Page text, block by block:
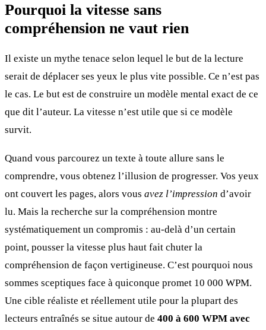
Pourquoi la vitesse sans
compréhension ne vaut rien
Il existe un mythe tenace selon lequel le but de la lecture
serait de déplacer ses yeux le plus vite possible. Ce n’est pas
le cas. Le but est de construire un modèle mental exact de ce
que dit l’auteur. La vitesse n’est utile que si ce modèle
survit.
Quand vous parcourez un texte à toute allure sans le
comprendre, vous obtenez l’illusion de progresser. Vos yeux
ont couvert les pages, alors vous avez l’impression d’avoir
lu. Mais la recherche sur la compréhension montre
systématiquement un compromis : au-delà d’un certain
point, pousser la vitesse plus haut fait chuter la
compréhension de façon vertigineuse. C’est pourquoi nous
sommes sceptiques face à quiconque promet 10 000 WPM.
Une cible réaliste et réellement utile pour la plupart des
lecteurs entraînés se situe autour de 400 à 600 WPM avec